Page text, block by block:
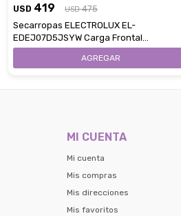
USD 419 USD 475
Secarropas ELECTROLUX EL-
EDEJ07D5JSYW Carga Frontal
Capacidad 7Kg
MI CUENTA
Mi cuenta
Mis compras
Mis direcciones
Mis favoritos